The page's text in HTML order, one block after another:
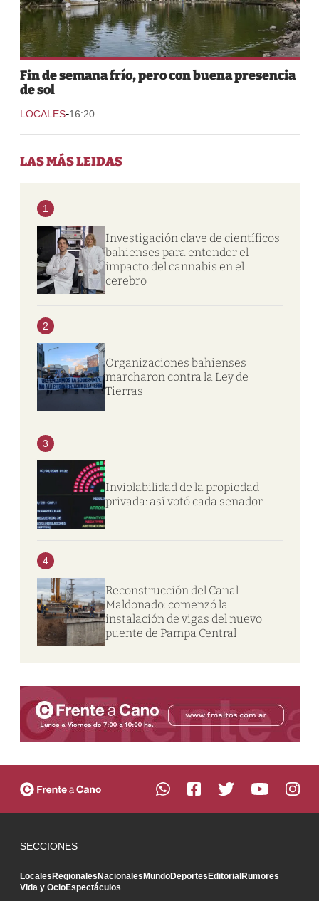
Fin de semana frío, pero con buena presencia
de sol
LOCALES-16:20
LAS MÁS LEIDAS
1
Investigación clave de científicos
bahienses para entender el
impacto del cannabis en el
cerebro
2
Organizaciones bahienses
marcharon contra la Ley de
Tierras
3
Inviolabilidad de la propiedad
privada: así votó cada senador
4
Reconstrucción del Canal
Maldonado: comenzó la
instalación de vigas del nuevo
puente de Pampa Central
SECCIONES
LocalesRegionalesNacionalesMundoDeportesEditorialRumores
Vida y OcioEspectáculos